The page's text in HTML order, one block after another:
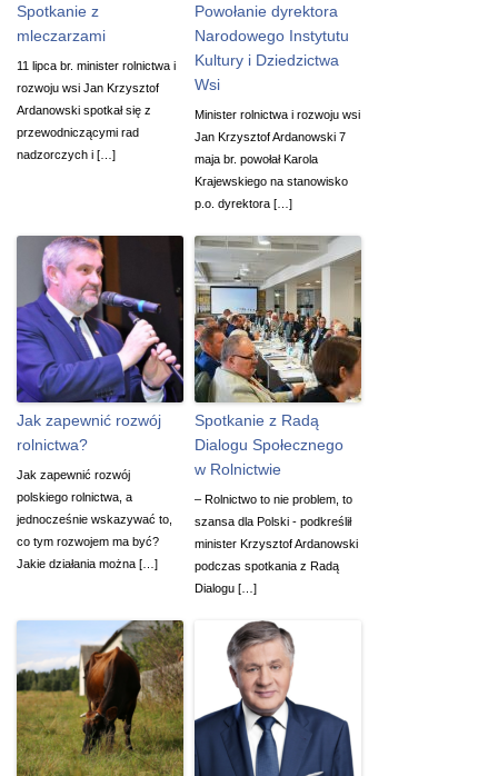
Spotkanie z
mleczarzami
11 lipca br. minister rolnictwa i
rozwoju wsi Jan Krzysztof
Ardanowski spotkał się z
przewodniczącymi rad
nadzorczych i […]
Powołanie dyrektora
Narodowego Instytutu
Kultury i Dziedzictwa
Wsi
Minister rolnictwa i rozwoju wsi
Jan Krzysztof Ardanowski 7
maja br. powołał Karola
Krajewskiego na stanowisko
p.o. dyrektora […]
Jak zapewnić rozwój
rolnictwa?
Jak zapewnić rozwój
polskiego rolnictwa, a
jednocześnie wskazywać to,
co tym rozwojem ma być?
Jakie działania można […]
Spotkanie z Radą
Dialogu Społecznego
w Rolnictwie
– Rolnictwo to nie problem, to
szansa dla Polski - podkreślił
minister Krzysztof Ardanowski
podczas spotkania z Radą
Dialogu […]